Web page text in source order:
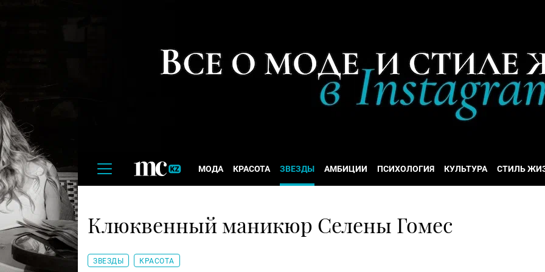
МОДА КРАСОТА ЗВЕЗДЫ АМБИЦИИ ПСИХОЛОГИЯ КУЛЬТУРА СТИЛЬ
Клюквенный маникюр Селены Гомес
ЗВЕЗДЫ КРАСОТА